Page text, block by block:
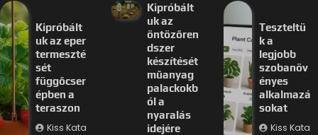
Kipróbált
uk az eper
termeszté
sét
függőcser
épben a
teraszon
Kiss Kata
Kipróbált
uk az
öntözőren
dszer
készítését
műanyag
palackokb
ól a
nyaralás
idejére
Teszteltü
k a
legjobb
szobanöv
ényes
alkalmazá
sokat
Kiss Kata